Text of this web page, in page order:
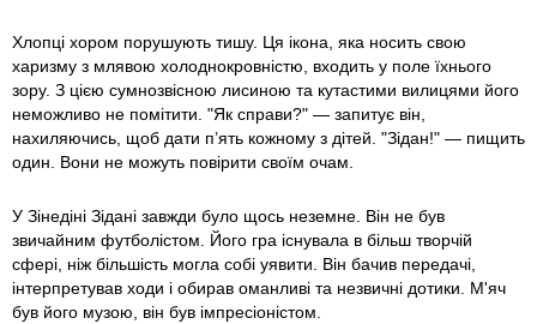
Хлопці хором порушують тишу. Ця ікона, яка носить свою
харизму з млявою холоднокровністю, входить у поле їхнього
зору. З цією сумнозвісною лисиною та кутастими вилицями його
неможливо не помітити. "Як справи?" — запитує він,
нахиляючись, щоб дати п’ять кожному з дітей. "Зідан!" — пищить
один. Вони не можуть повірити своїм очам.
У Зінедіні Зідані завжди було щось неземне. Він не був
звичайним футболістом. Його гра існувала в більш творчій
сфері, ніж більшість могла собі уявити. Він бачив передачі,
інтерпретував ходи і обирав оманливі та незвичні дотики. М'яч
був його музою, він був імпресіоністом.